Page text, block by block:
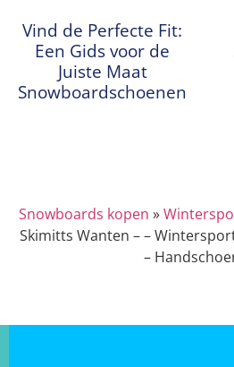
Vind de Perfecte Fit:
Een Gids voor de
Juiste Maat
Snowboardschoenen
Snowboards kopen »
Skimitts Wanten – –
–